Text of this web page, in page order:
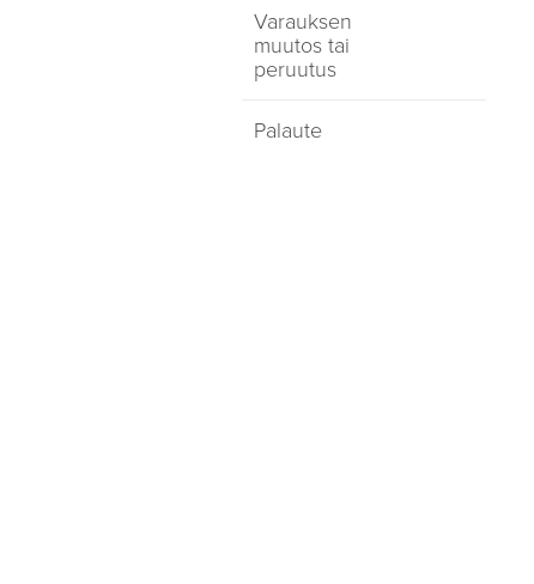
Varauksen
muutos tai
peruutus
Palaute